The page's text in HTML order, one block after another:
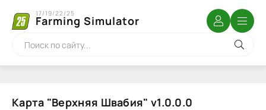
Farming Simulator
17/19/22/25
Карта "Верхняя Швабия" v1.0.0.0